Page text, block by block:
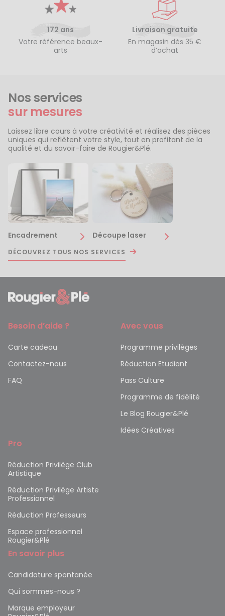
172 ans
Votre référence beaux-
arts
Livraison gratuite
En magasin dès 35 €
d’achat
Nos services
sur mesures
Laissez libre cours à votre créativité et réalisez des pièces
uniques qui reflètent votre style, tout en profitant de la
qualité et du savoir-faire de Rougier&Plé.
Encadrement Découpe laser
DÉCOUVREZ TOUS NOS SERVICES
Besoin d’aide ?
Carte cadeau
Contactez-nous
FAQ
Avec vous
Programme privilèges
Réduction Etudiant
Pass Culture
Programme de fidélité
Le Blog Rougier&Plé
Idées Créatives
Pro
Réduction Privilège Club
Artistique
Réduction Privilège Artiste
Professionnel
Réduction Professeurs
Espace professionnel
Rougier&Plé
En savoir plus
Candidature spontanée
Qui sommes-nous ?
Marque employeur